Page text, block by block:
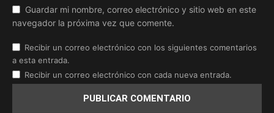
Guardar mi nombre, correo electrónico y sitio web en este
navegador la próxima vez que comente.
Recibir un correo electrónico con los siguientes comentarios
a esta entrada.
Recibir un correo electrónico con cada nueva entrada.